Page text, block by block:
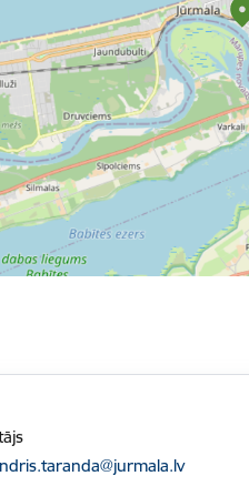
pasts: